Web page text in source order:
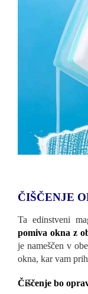
ČIŠČENJE
Ta edinstveni
pomiva okna z
je nameščen v
okna, kar vam
Čiščenje bo